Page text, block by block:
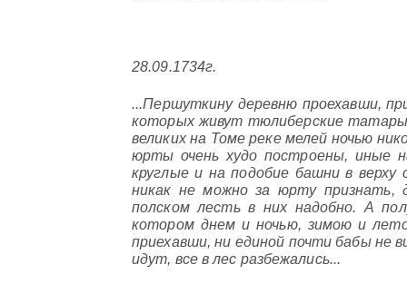
28.09.1734г.
...Першуткину деревню проехавши,
которых живут тюлиберские
великих на Томе реке мелей ночью
юрты очень худо построены, иные
круглые и на подобие башни в
никак не можно за юрту признать,
полском лесть в них надобно. А
котором днем и ночью, зимою и
приехавши, ни единой почти бабы не
идут, все в лес разбежались...